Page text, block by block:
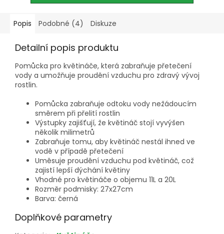
Popis Podobné (4) Diskuze
Detailní popis produktu
Pomůcka pro květináče, která zabraňuje přetečení
vody a umožňuje proudění vzduchu pro zdravý vývoj
rostlin.
Pomůcka zabraňuje odtoku vody nežádoucím
směrem při přelití rostlin
Výstupky zajišťují, že květináč stojí vyvýšen
několik milimetrů
Zabraňuje tomu, aby květináč nestál ihned ve
vodě v případě přetečení
Uměsuje proudění vzduchu pod květináč, což
zajistí lepší dýchání květiny
Vhodné pro květináče o objemu 11L a 20L
Rozměr podmisky: 27x27cm
Barva: černá
Doplňkové parametry